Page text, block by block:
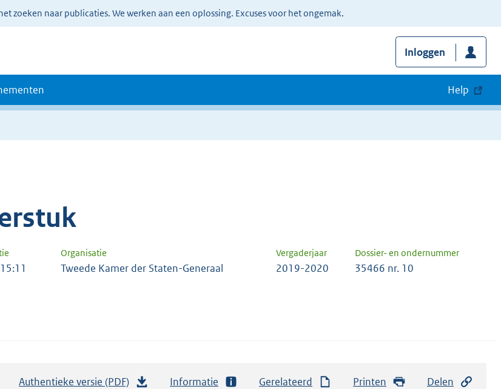
zoeken naar publicaties. We werken aan een oplossing. Excuses voor het ongemak.
Inloggen
Help
Organisatie Vergaderjaar Dossier- en ondernummer
Tweede Kamer der Staten-Generaal 2019-2020 35466 nr. 10
Authentieke versie (PDF) Informatie Gerelateerd Printen Delen